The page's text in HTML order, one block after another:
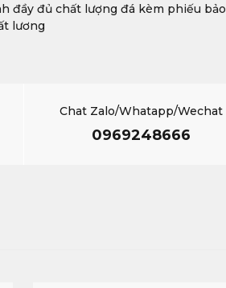
đầy đủ chất lượng đá kèm phiếu bảo
lương
Chat Zalo/Whatapp/Wechat
0969248666